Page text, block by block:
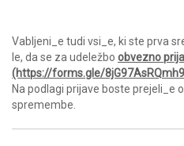
Vabljeni_e tudi vsi_e, ki ste prva
le, da se za udeležbo obvezno
(https://forms.gle/
Na podlagi prijave boste
spremembe.